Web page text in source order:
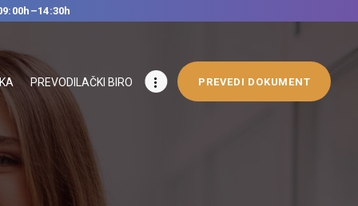
PREVODILAČKI BIRO PREVEDI DOKUMENT